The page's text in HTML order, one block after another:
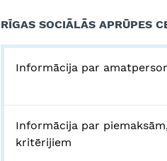
RĪGAS SOCIĀLĀS APRŪPES
Informācija par
Informācija par
kritērijiem